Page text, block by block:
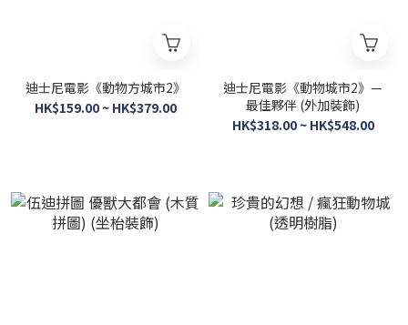
迪士尼電影《動物方城市2》
HK$159.00 ~ HK$379.00
迪士尼電影《動物城市2》—
最佳夥伴 (外加裝飾)
HK$318.00 ~ HK$548.00